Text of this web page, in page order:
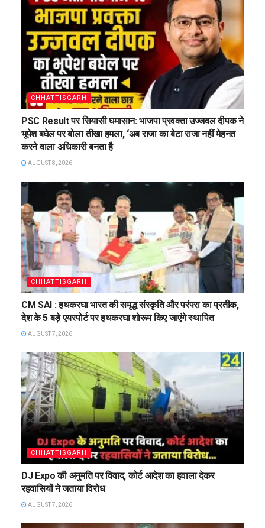
CHHATTISGARH
PSC Result पर सियासी घमासान: भाजपा प्रवक्ता उज्जवल दीपक ने
भूपेश बघेल पर बोला तीखा हमला, ‘अब राजा का बेटा राजा नहीं मेहनत
करने वाला अधिकारी बनता है
AUGUST 8, 2026
CHHATTISGARH
CM SAI : हथकरघा भारत की समृद्ध संस्कृति और परंपरा का प्रतीक,
देश के 5 बड़े एयरपोर्ट पर हथकरघा शोरूम किए जाएंगे स्थापित
AUGUST 7, 2026
CHHATTISGARH
DJ Expo की अनुमति पर विवाद, कोर्ट आदेश का हवाला देकर
रहवासियों ने जताया विरोध
AUGUST 7, 2026